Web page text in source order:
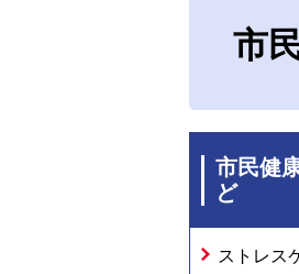
市
市民健
ど
ストレス